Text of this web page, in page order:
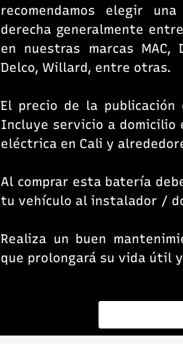
recomendamos elegir
derecha generalmente
en nuestras marcas MAC,
Delco, Willard, entre otras.
El precio de la publicación
Incluye servicio a
eléctrica en Cali y
Al comprar esta batería
tu vehículo al instalador /
Realiza un buen
que prolongará su vida útil